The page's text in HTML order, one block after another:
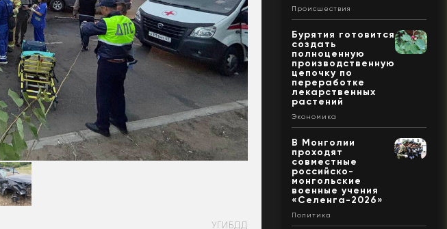
УГИБДД
Происшествия
Бурятия готовится
создать
полноценную
производственную
цепочку по
переработке
лекарственных
растений
Экономика
В Монголии
проходят
совместные
российско-
монгольские
военные учения
«Селенга-2026»
Политика